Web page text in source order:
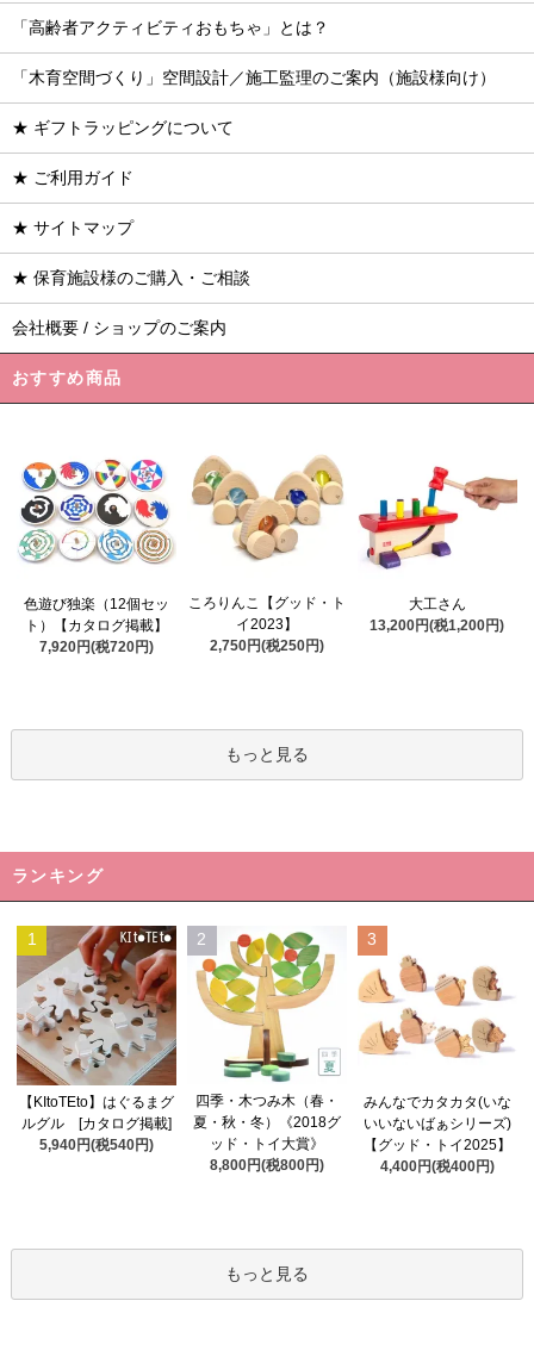
「高齢者アクティビティおもちゃ」とは？
「木育空間づくり」空間設計／施工監理のご案内（施設様向け）
★ ギフトラッピングについて
★ ご利用ガイド
★ サイトマップ
★ 保育施設様のご購入・ご相談
会社概要 / ショップのご案内
おすすめ商品
色遊び独楽（12個セッ
ト）【カタログ掲載】
7,920円(税720円)
ころりんこ【グッド・ト
イ2023】
2,750円(税250円)
大工さん
13,200円(税1,200円)
もっと見る
ランキング
1
【KItoTEto】はぐるまグ
ルグル [カタログ掲載]
5,940円(税540円)
2
四季・木つみ木（春・
夏・秋・冬）《2018グ
ッド・トイ大賞》
8,800円(税800円)
3
みんなでカタカタ(いな
いいないばぁシリーズ)
【グッド・トイ2025】
4,400円(税400円)
もっと見る